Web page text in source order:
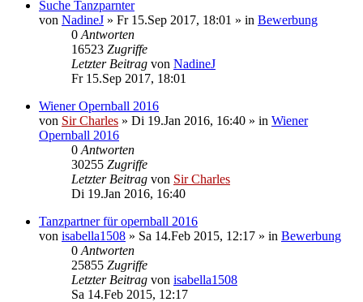
Suche Tanzparnter
von NadineJ » Fr 15.Sep 2017, 18:01 » in Bewerbung
0 Antworten
16523 Zugriffe
Letzter Beitrag von NadineJ
Fr 15.Sep 2017, 18:01
Wiener Opernball 2016
von Sir Charles » Di 19.Jan 2016, 16:40 » in Wiener
Opernball 2016
0 Antworten
30255 Zugriffe
Letzter Beitrag von Sir Charles
Di 19.Jan 2016, 16:40
Tanzpartner für opernball 2016
von isabella1508 » Sa 14.Feb 2015, 12:17 » in Bewerbung
0 Antworten
25855 Zugriffe
Letzter Beitrag von isabella1508
Sa 14.Feb 2015, 12:17